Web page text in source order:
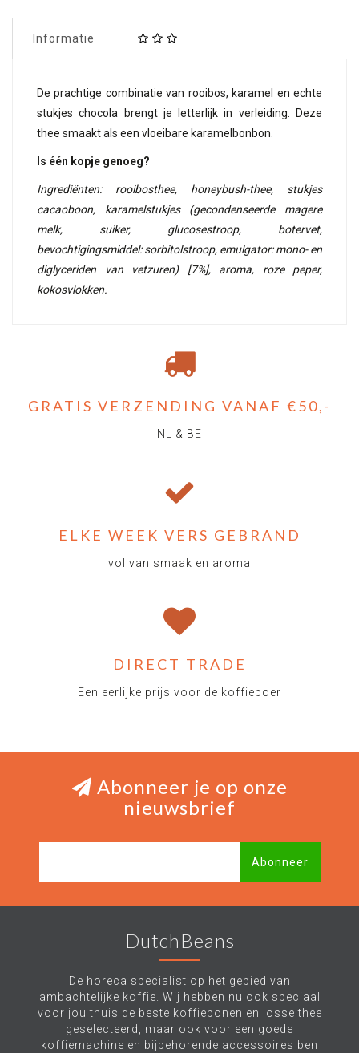
Informatie
De prachtige combinatie van rooibos, karamel en echte
stukjes chocola brengt je letterlijk in verleiding. Deze
thee smaakt als een vloeibare karamelbonbon.
Is één kopje genoeg?
Ingrediënten: rooibosthee, honeybush-thee, stukjes
cacaoboon, karamelstukjes (gecondenseerde magere
melk, suiker, glucosestroop, botervet,
bevochtigingsmiddel: sorbitolstroop, emulgator: mono- en
diglyceriden van vetzuren) [7%], aroma, roze peper,
kokosvlokken.
GRATIS VERZENDING VANAF €50,-
NL & BE
ELKE WEEK VERS GEBRAND
vol van smaak en aroma
DIRECT TRADE
Een eerlijke prijs voor de koffieboer
Abonneer je op onze
nieuwsbrief
Abonneer
DutchBeans
De horeca specialist op het gebied van
ambachtelijke koffie. Wij hebben nu ook speciaal
voor jou thuis de beste koffiebonen en losse thee
geselecteerd, maar ook voor een goede
koffiemachine en bijbehorende accessoires ben